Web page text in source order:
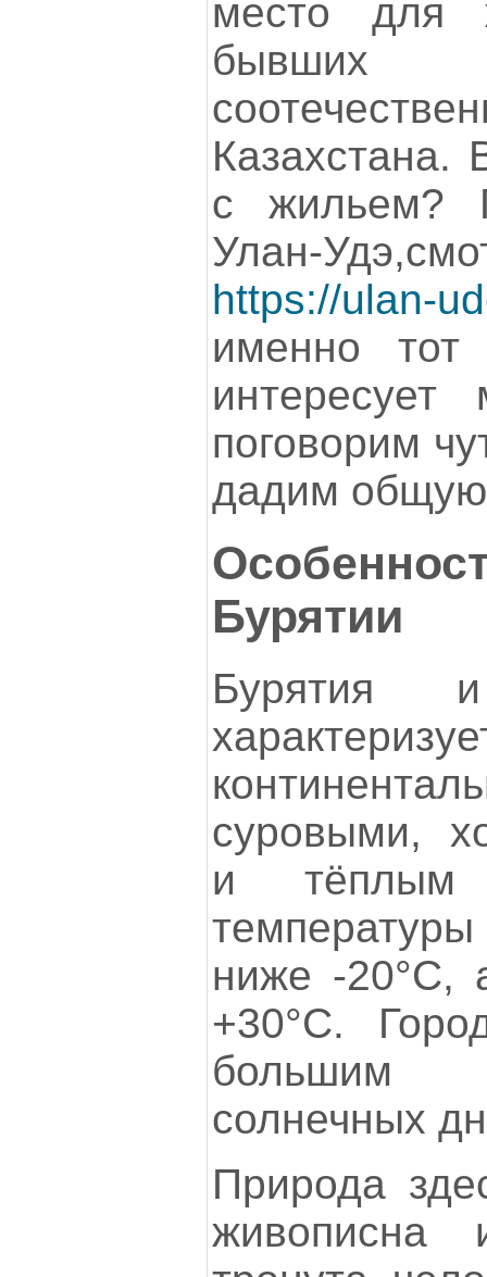
место для
Казахстана.
с жильем?
Улан-
https://ulan-
именно тот
поговорим
дадим общую
Бурятии
Бурятия
суровыми,
и тёплым
ниже -20°C,
+30°C.
большим
солнечных
Природа